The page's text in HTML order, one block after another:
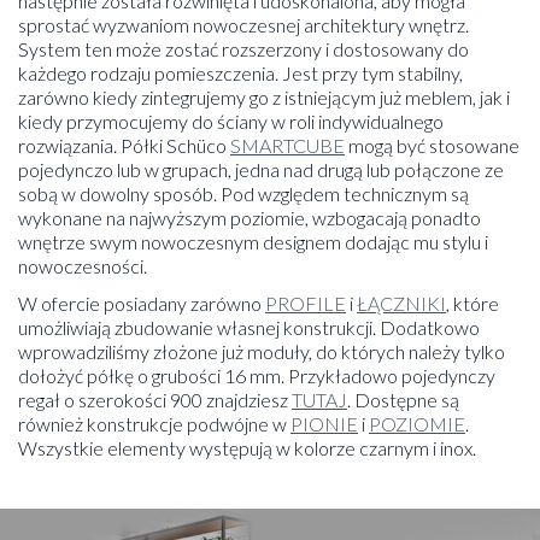
sprostać wyzwaniom nowoczesnej architektury wnętrz.
System ten może zostać rozszerzony i dostosowany do
każdego rodzaju pomieszczenia. Jest przy tym stabilny,
zarówno kiedy zintegrujemy go z istniejącym już meblem, jak i
kiedy przymocujemy do ściany w roli indywidualnego
rozwiązania. Półki Schüco SMARTCUBE mogą być stosowane
pojedynczo lub w grupach, jedna nad drugą lub połączone ze
sobą w dowolny sposób. Pod względem technicznym są
wykonane na najwyższym poziomie, wzbogacają ponadto
wnętrze swym nowoczesnym designem dodając mu stylu i
nowoczesności.
W ofercie posiadany zarówno PROFILE iŁĄCZNIKI , które
umożliwiają zbudowanie własnej konstrukcji. Dodatkowo
wprowadziliśmy złożone już moduły, do których należy tylko
dołożyć półkę o grubości 16 mm. Przykładowo pojedynczy
regał o szerokości 900 znajdzieszTUTAJ . Dostępne są
również konstrukcje podwójne w PIONIE i POZIOMIE
Wszystkie elementy występują w kolorze czarnym i inox.